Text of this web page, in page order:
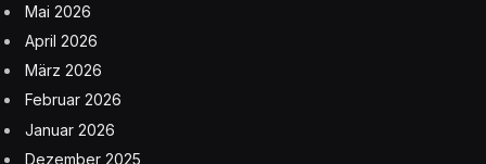
Mai 2026
April 2026
März 2026
Februar 2026
Januar 2026
Dezember 2025